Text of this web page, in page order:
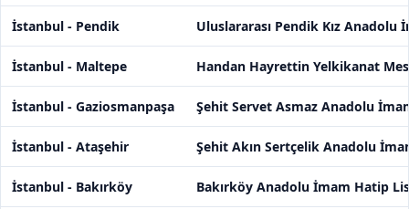
İstanbul - Pendik Uluslararası Pendik Kız Anadolu
İstanbul - Maltepe Handan Hayrettin Yelkikanat
İstanbul - Gaziosmanpaşa Şehit Servet Asmaz Anadolu
İstanbul - Ataşehir Şehit Akın Sertçelik Anadolu
İstanbul - Bakırköy Bakırköy Anadolu İmam Hatip